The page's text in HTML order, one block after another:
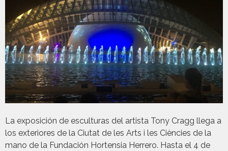
La exposición de esculturas del artista Tony Cragg llega a
los exteriores de la Ciutat de les Arts i les Ciències de la
mano de la Fundación Hortensia Herrero. Hasta el 4 de